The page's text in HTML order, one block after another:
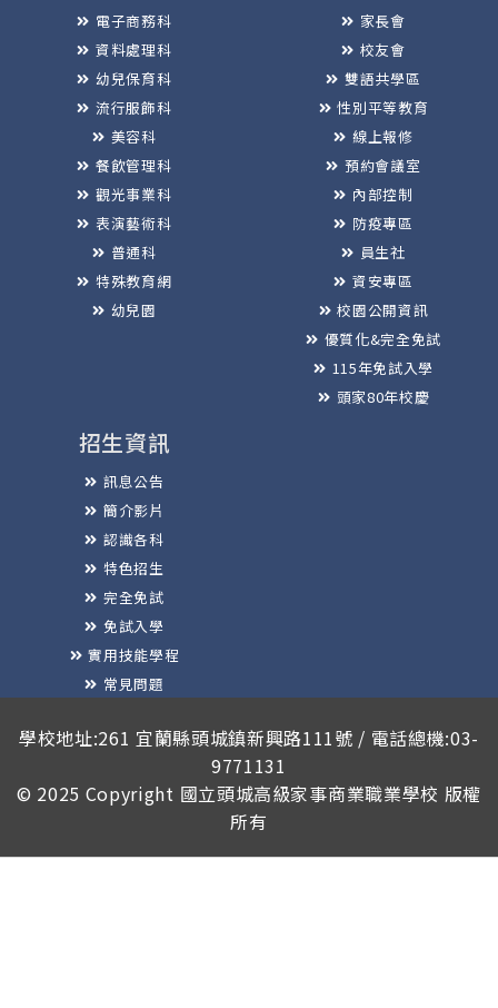
電子商務科
資料處理科
幼兒保育科
流行服飾科
美容科
餐飲管理科
觀光事業科
表演藝術科
普通科
特殊教育網
幼兒園
家長會
校友會
雙語共學區
性別平等教育
線上報修
預約會議室
內部控制
防疫專區
員生社
資安專區
校園公開資訊
優質化&完全免試
115年免試入學
頭家80年校慶
招生資訊
訊息公告
簡介影片
認識各科
特色招生
完全免試
免試入學
實用技能學程
常見問題
學校地址:261 宜蘭縣頭城鎮新興路111號 / 電話總機:03-
9771131
© 2025 Copyright 國立頭城高級家事商業職業學校 版權
所有